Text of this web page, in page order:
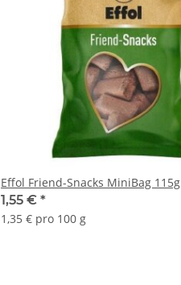
Effol Friend-Snacks MiniBag 115g
1,55 € *
1,35 € pro 100 g